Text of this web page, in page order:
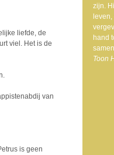
zijn.
leven,
hand
Toon
liefde, de
viel. Het is de
van
is geen